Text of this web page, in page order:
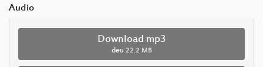
Audio
Download mp3
deu 22.2 MB